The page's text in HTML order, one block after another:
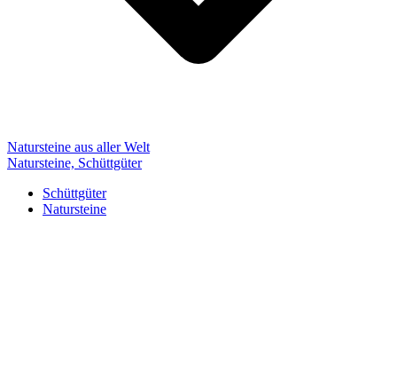
Natursteine aus aller Welt
Natursteine, Schüttgüter
Schüttgüter
Natursteine